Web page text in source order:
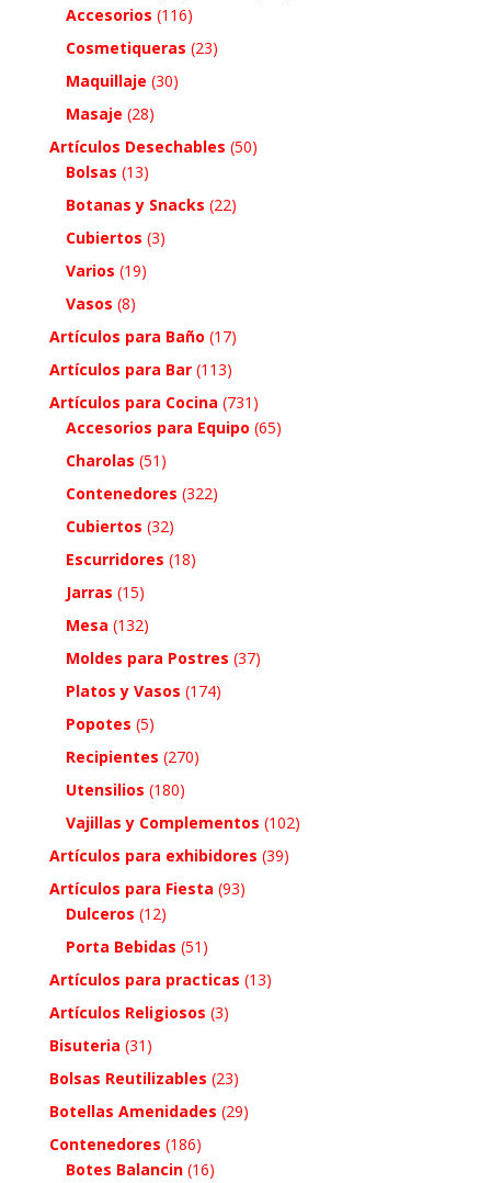
Accesorios (116)
Cosmetiqueras (23)
Maquillaje (30)
Masaje (28)
Artículos Desechables (50)
Bolsas (13)
Botanas y Snacks (22)
Cubiertos (3)
Varios (19)
Vasos (8)
Artículos para Baño (17)
Artículos para Bar (113)
Artículos para Cocina (731)
Accesorios para Equipo (65)
Charolas (51)
Contenedores (322)
Cubiertos (32)
Escurridores (18)
Jarras (15)
Mesa (132)
Moldes para Postres (37)
Platos y Vasos (174)
Popotes (5)
Recipientes (270)
Utensilios (180)
Vajillas y Complementos (102)
Artículos para exhibidores (39)
Artículos para Fiesta (93)
Dulceros (12)
Porta Bebidas (51)
Artículos para practicas (13)
Artículos Religiosos (3)
Bisuteria (31)
Bolsas Reutilizables (23)
Botellas Amenidades (29)
Contenedores (186)
Botes Balancin (16)